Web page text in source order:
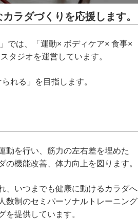
ラダづくりを応援します。
では、「運動× ボディケア× 食事×
タジオを運営しています。
れる」を目指します。
動を行い、筋力の左右差を埋めた
機能改善、体力向上を図ります。
、いつまでも健康に動けるカラダへ
数制のセミパーソナルトレーニング
提供しています。